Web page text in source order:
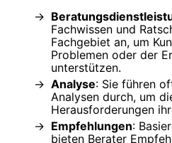
Fachwissen und
Fachgebiet an, um
Problemen oder der
unterstützen.
Analyse: Sie führen
Analysen durch, um
Herausforderungen
Empfehlungen:
bieten Berater